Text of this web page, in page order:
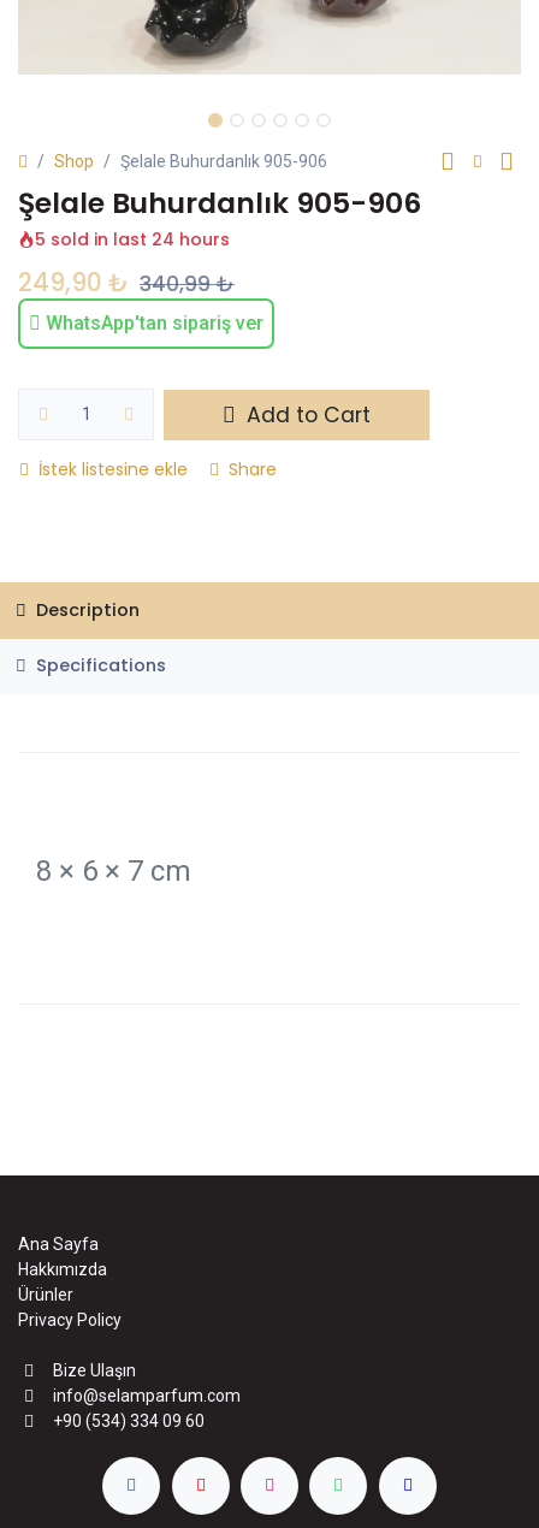
Shop Şelale Buhurdanlık 905-906
Şelale Buhurdanlık 905-906
5 sold in last 24 hours
249,90 ₺ 340,99₺
WhatsApp'tan sipariş ver
Add to Cart
İstek listesine ekle Share
Description
Specifications
8 × 6 × 7 cm
Ana Sayfa
Hakkımızda
Ürünler
Privacy Policy
Bize Ulaşın
info@selamparfum.com
+90 (534) 334 09 60